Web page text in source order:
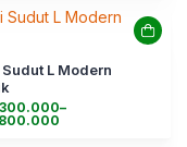
L Modern
–